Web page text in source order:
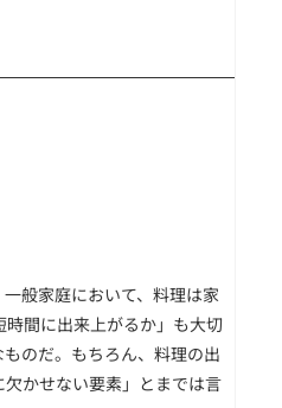
般家庭において、料理は家
間に出来上がるか」も大切
のだ。もちろん、料理の出
かせない要素」とまでは言